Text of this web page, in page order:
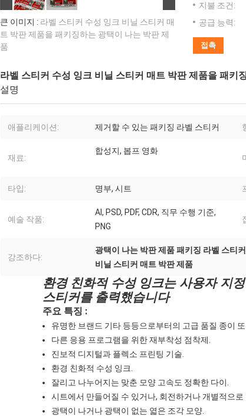
큰 이미지 : 라벨 스티커 수성 잉크 비닐 스티커 매
트 박판 제품을 패키징하는 광택이 나는 박판 제
품
지불 조건:
공급 능력:
접촉
라벨 스티커 수성 잉크 비닐 스티커 매트 박판 제품을 패키
설명
애플리케이션: 제거할 수 있는 패키징 라벨 스티커
재료:
합성지, 봅프 영화
타입: 명부, 시트
예술 작품:
AI, PSD, PDF, CDR, 직무 수행 기준,
PNG
강조하다:
광택이 나는 박판 제품 패키징 라벨 스티커
비닐 스티커 매트 박판 제품
환경 친화적 수성 잉크는 사용자 지
스티커를 출력했습니다
주요 특징 :
유명한 브랜드 기타 등등으로부터의 고급 품질 종이
다른 응용 프로그램을 위한 재부착성 점착제.
진보적 디지털과 플렉소 프린팅 기술.
환경 친화적 수성 잉크.
잘리고 나누어지는 맞춘 모양 고속도 정확한 다이.
시트에서 만들어질 수 있거나, 회전하거나 개별적으로
광택이 나거나 광택이 없는 엷은 조각 모양.